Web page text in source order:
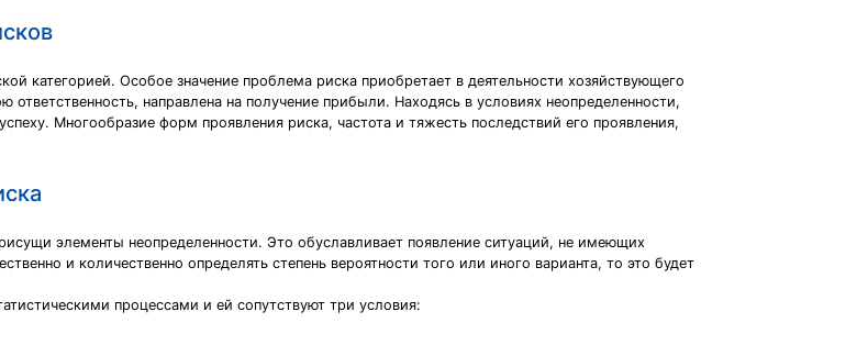
категорией. Особое значение проблема риска приобретает в деятельности хозяйствующего
направлена на получение прибыли. Находясь в условиях неопределенности,
Многообразие форм проявления риска, частота и тяжесть последствий его проявления,
элементы неопределенности. Это обуславливает появление ситуаций, не имеющих
и количественно определять степень вероятности того или иного варианта, то это будет
процессами и ей сопутствуют три условия: